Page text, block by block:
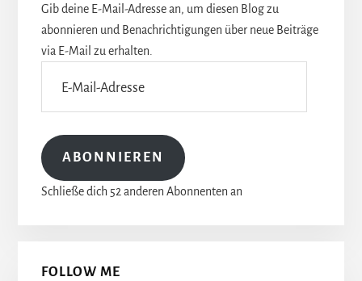
Gib deine E-Mail-Adresse an, um diesen Blog zu
abonnieren und Benachrichtigungen über neue Beiträge
via E-Mail zu erhalten.
Mail-
Adresse
ABONNIEREN
Schließe dich 52 anderen Abonnenten an
FOLLOW ME